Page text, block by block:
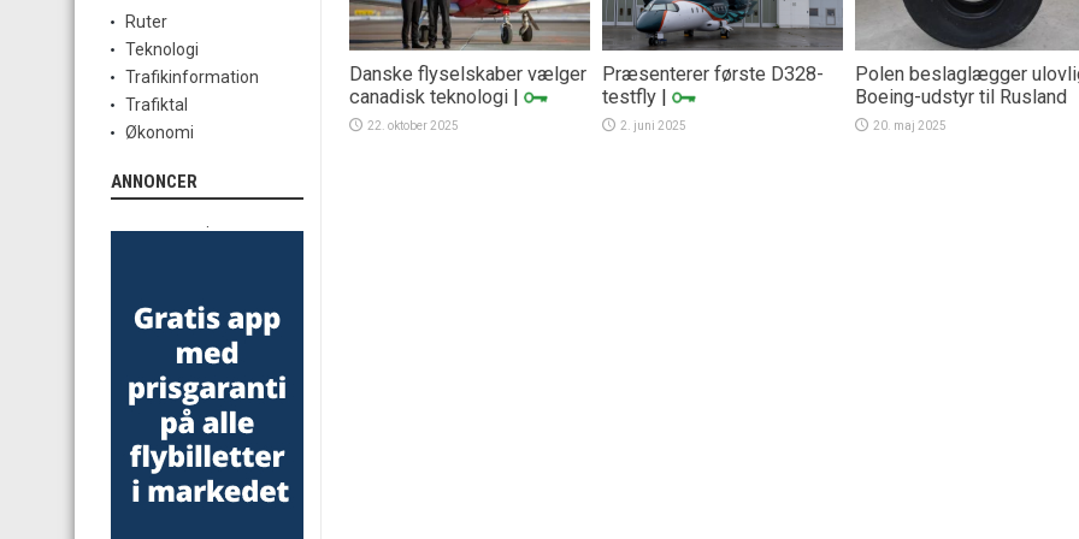
Danske flyselskaber vælger
canadisk teknologi |
22. oktober 2025
Præsenterer første D328-
testfly |
2. juni 2025
Polen beslaglægger
Boeing-udstyr til Rusland
20. maj 2025
Ruter
Teknologi
Trafikinformation
Trafiktal
Økonomi
ANNONCER